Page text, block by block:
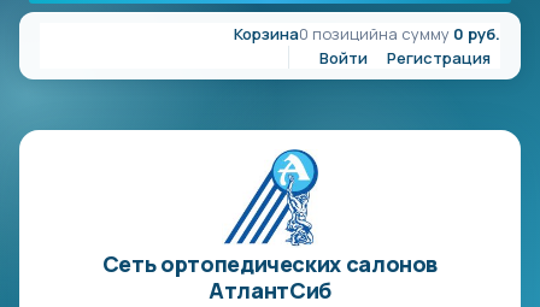
Корзина0 позицийна сумму 0 руб.
Войти
Регистрация
Сеть ортопедических салонов
АтлантСиб